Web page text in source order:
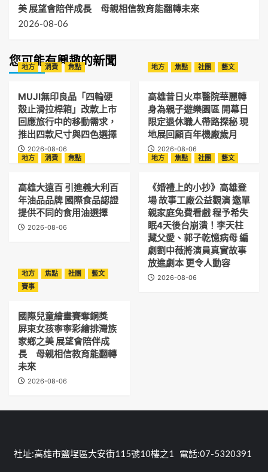
美 展望會陪伴成長 母親相信教育能翻轉未來
2026-08-06
您可能有興趣的新聞
地方 消費 焦點
MUJI無印良品「四輪硬
殼止滑拉桿箱」改款上市
回應旅行中的移動需求，
推出四款尺寸與四色選擇
2026-08-06
地方 焦點 社團 藝文
高雄昔日火車醫院華麗轉
身為親子遊樂園區 開幕日
限定退休職人帶路探秘 現
地展回顧百年機廠歲月
2026-08-06
地方
消費 焦點
高雄大遠百 引進義大利百
年油品品牌 國際食品認證
提供不同的食用油選擇
2026-08-06
地方 焦點 社團 藝文
《婚禮上的小抄》高雄登
場 故事工廠公益觀演 邀單
親家庭免費看戲 程予希失
眠4天後台崩潰！李天柱
藏父愛、郭子乾憶病母 編
劇劉中薇將演員真實故事
放進劇本 更令人動容
2026-08-06
地方 焦點 社團
藝文
賽事
國際兒童繪畫賽奪銅獎
屏東女孩寧寧彩繪排灣族
家鄉之美 展望會陪伴成
長 母親相信教育能翻轉
未來
2026-08-06
社址:高雄市鹽埕區大安街115號10樓之1 電話:07-5320391